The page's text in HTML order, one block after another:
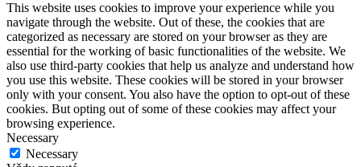
This website uses cookies to improve your experience while you
navigate through the website. Out of these, the cookies that are
categorized as necessary are stored on your browser as they are
essential for the working of basic functionalities of the website. We
also use third-party cookies that help us analyze and understand how
you use this website. These cookies will be stored in your browser
only with your consent. You also have the option to opt-out of these
cookies. But opting out of some of these cookies may affect your
browsing experience.
Necessary
Necessary